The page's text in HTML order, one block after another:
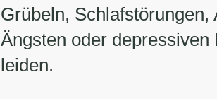
Grübeln, Schlafstörungen,
Ängsten oder depressiven
leiden.